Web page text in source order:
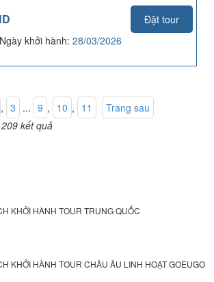
Đặt tour
khởi hành: 28/03/2026
, 3 ... 9 , 10 , 11
Trang sau
kết quả
KHỞI HÀNH TOUR TRUNG QUỐC
KHỞI HÀNH TOUR CHÂU ÂU LINH HOẠT GOEUGO